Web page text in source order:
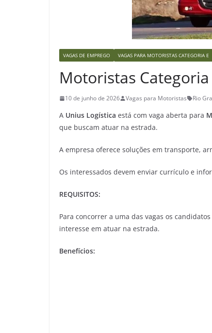
VAGAS DE EMPREGO VAGAS PARA MOTORISTAS CATEGORIA E
Motoristas
10 de junho de 2026 Vagas para Motoristas Rio
A Unius Logística está com vaga aberta para
que buscam atuar na estrada.
A empresa oferece soluções em transporte,
Os interessados devem enviar currículo e
REQUISITOS:
Para concorrer a uma das vagas os
interesse em atuar na estrada.
Benefícios: